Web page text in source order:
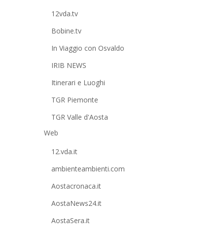
12vda.tv
Bobine.tv
In Viaggio con Osvaldo
IRIB NEWS
Itinerari e Luoghi
TGR Piemonte
TGR Valle d'Aosta
Web
12.vda.it
ambienteambienti.com
Aostacronaca.it
AostaNews24.it
AostaSera.it